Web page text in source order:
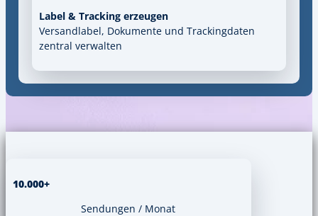
Label & Tracking erzeugen
Versandlabel, Dokumente und Trackingdaten
zentral verwalten
10.000+
Sendungen / Monat